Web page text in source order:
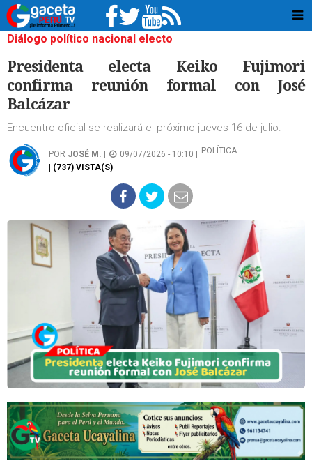
Diálogo político nacional electo
Presidenta electa Keiko Fujimori
confirma reunión formal con José
Balcázar
Encuentro oficial se realizará el próximo jueves 16 de julio.
POR JOSÉ M. 09/07/2026 - 10:10 |
POLÍTICA
| (737) VISTA(S)